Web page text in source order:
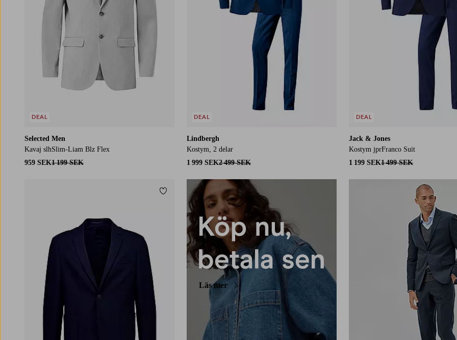
Selected Men
Kavaj slhSlim-Liam Blz Flex
959 SEK1 199 SEK
DEAL
Lindbergh
Kostym, 2 delar
1 999 SEK2 499 SEK
DEAL
Jack & Jones
Kostym jprFranco Suit
1 199 SEK1 499 SEK
DEAL
Lägg till i favoriter
Läs mer